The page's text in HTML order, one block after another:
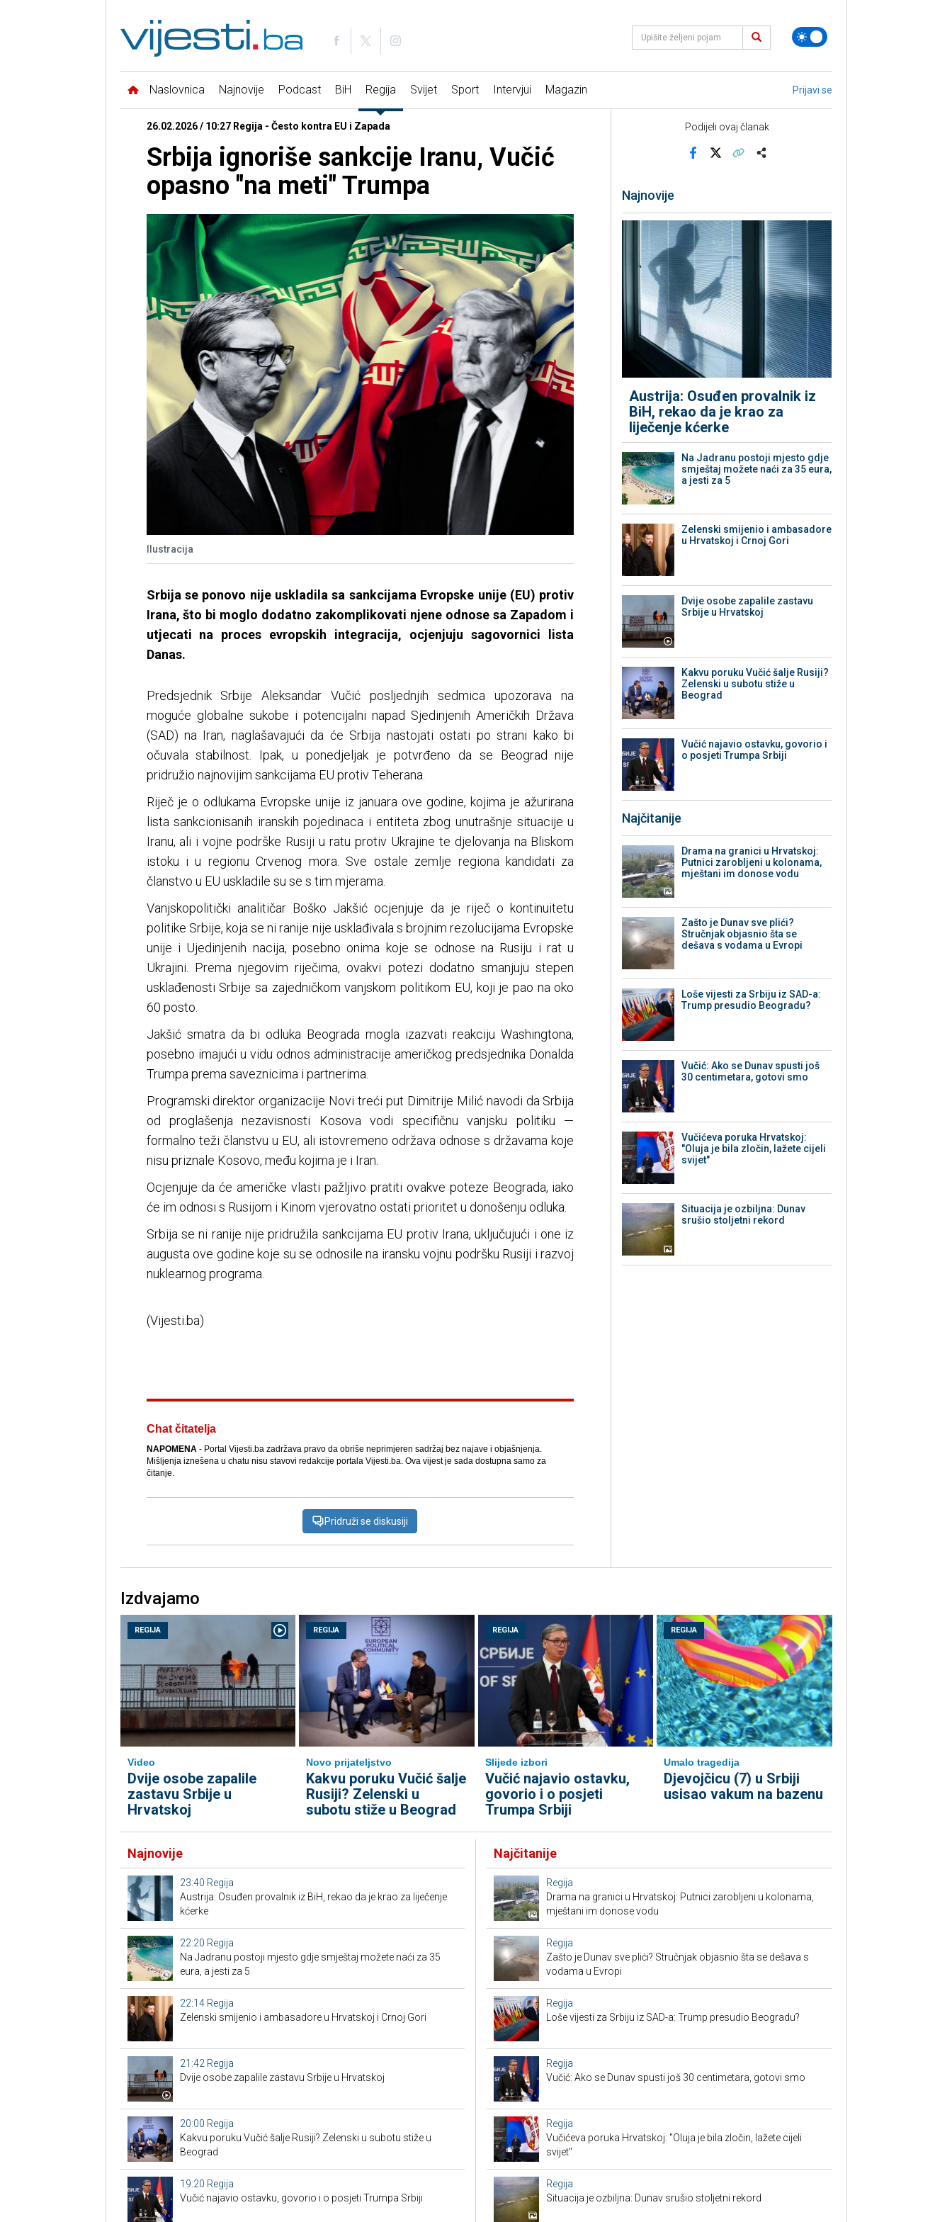
Naslovnica Najnovije Podcast BiH Regija Svijet Sport Intervjui Magazin Prijavi se
26.02.2026 / 10:27 Regija - Često kontra EU i Zapada
Srbija ignoriše sankcije Iranu, Vučić
opasno "na meti" Trumpa
Ilustracija
Srbija se ponovo nije uskladila sa sankcijama Evropske unije (EU) protiv
Irana, što bi moglo dodatno zakomplikovati njene odnose sa Zapadom i
utjecati na proces evropskih integracija, ocjenjuju sagovornici lista
Danas.
Predsjednik Srbije Aleksandar Vučić posljednjih sedmica upozorava na
moguće globalne sukobe i potencijalni napad Sjedinjenih Američkih Država
(SAD) na Iran, naglašavajući da će Srbija nastojati ostati po strani kako bi
očuvala stabilnost. Ipak, u ponedjeljak je potvrđeno da se Beograd nije
pridružio najnovijim sankcijama EU protiv Teherana.
Riječ je o odlukama Evropske unije iz januara ove godine, kojima je ažurirana
lista sankcionisanih iranskih pojedinaca i entiteta zbog unutrašnje situacije u
Iranu, ali i vojne podrške Rusiji u ratu protiv Ukrajine te djelovanja na Bliskom
istoku i u regionu Crvenog mora. Sve ostale zemlje regiona kandidati za
članstvo u EU uskladile su se s tim mjerama.
Vanjskopolitički analitičar Boško Jakšić ocjenjuje da je riječ o kontinuitetu
politike Srbije, koja se ni ranije nije usklađivala s brojnim rezolucijama Evropske
unije i Ujedinjenih nacija, posebno onima koje se odnose na Rusiju i rat u
Ukrajini. Prema njegovim riječima, ovakvi potezi dodatno smanjuju stepen
usklađenosti Srbije sa zajedničkom vanjskom politikom EU, koji je pao na oko
60 posto.
Jakšić smatra da bi odluka Beograda mogla izazvati reakciju Washingtona,
posebno imajući u vidu odnos administracije američkog predsjednika Donalda
Trumpa prema saveznicima i partnerima.
Programski direktor organizacije Novi treći put Dimitrije Milić navodi da Srbija
od proglašenja nezavisnosti Kosova vodi specifičnu vanjsku politiku —
formalno teži članstvu u EU, ali istovremeno održava odnose s državama koje
nisu priznale Kosovo, među kojima je i Iran.
Ocjenjuje da će američke vlasti pažljivo pratiti ovakve poteze Beograda, iako
će im odnosi s Rusijom i Kinom vjerovatno ostati prioritet u donošenju odluka.
Srbija se ni ranije nije pridružila sankcijama EU protiv Irana, uključujući i one iz
augusta ove godine koje su se odnosile na iransku vojnu podršku Rusiji i razvoj
nuklearnog programa.
(Vijesti.ba)
Chat čitatelja
NAPOMENA- Portal Vijesti.ba zadržava pravo da obriše neprimjeren sadržaj bez najave i objašnjenja.
Mišljenja iznešena u chatu nisu stavovi redakcije portala Vijesti.ba. Ova vijest je sada dostupna samo za
čitanje.
Pridruži se diskusiji
Podijeli ovaj članak
Najnovije
Austrija: Osuđen provalnik iz
BiH, rekao da je krao za
liječenje kćerke
Na Jadranu postoji mjesto gdje
smještaj možete naći za 35 eura,
a jesti za 5
Zelenski smijenio i ambasadore
u Hrvatskoj i Crnoj Gori
Dvije osobe zapalile zastavu
Srbije u Hrvatskoj
Kakvu poruku Vučić šalje Rusiji?
Zelenski u subotu stiže u
Beograd
Vučić najavio ostavku, govorio i
o posjeti Trumpa Srbiji
Najčitanije
Drama na granici u Hrvatskoj:
Putnici zarobljeni u kolonama,
mještani im donose vodu
Zašto je Dunav sve plići?
Stručnjak objasnio šta se
dešava s vodama u Evropi
Loše vijesti za Srbiju iz SAD-a:
Trump presudio Beogradu?
Vučić: Ako se Dunav spusti još
30 centimetara, gotovi smo
Vučićeva poruka Hrvatskoj:
"Oluja je bila zločin, lažete cijeli
svijet"
Situacija je ozbiljna: Dunav
srušio stoljetni rekord
Izdvajamo
REGIJA
Video
Dvije osobe zapalile
zastavu Srbije u
Hrvatskoj
REGIJA
Novo prijateljstvo
Kakvu poruku Vučić šalje
Rusiji? Zelenski u
subotu stiže u Beograd
REGIJA
Slijede izbori
Vučić najavio ostavku,
govorio i o posjeti
Trumpa Srbiji
REGIJA
Umalo tragedija
Djevojčicu (7) u Srbiji
usisao vakum na bazenu
Najnovije
23:40 Regija
Austrija: Osuđen provalnik iz BiH, rekao da je krao za liječenje
kćerke
22:20 Regija
Na Jadranu postoji mjesto gdje smještaj možete naći za 35
eura, a jesti za 5
22:14 Regija
Zelenski smijenio i ambasadore u Hrvatskoj i Crnoj Gori
21:42 Regija
Dvije osobe zapalile zastavu Srbije u Hrvatskoj
20:00 Regija
Kakvu poruku Vučić šalje Rusiji? Zelenski u subotu stiže u
Beograd
19:20 Regija
Vučić najavio ostavku, govorio i o posjeti Trumpa Srbiji
Najčitanije
Regija
Drama na granici u Hrvatskoj: Putnici zarobljeni u kolonama,
mještani im donose vodu
Regija
Zašto je Dunav sve plići? Stručnjak objasnio šta se dešava s
vodama u Evropi
Regija
Loše vijesti za Srbiju iz SAD-a: Trump presudio Beogradu?
Regija
Vučić: Ako se Dunav spusti još 30 centimetara, gotovi smo
Regija
Vučićeva poruka Hrvatskoj: "Oluja je bila zločin, lažete cijeli
svijet"
Regija
Situacija je ozbiljna: Dunav srušio stoljetni rekord